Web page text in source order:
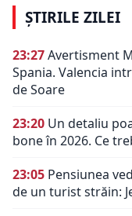
ȘTIRILE ZILEI
23:27Avertisment
Spania. Valencia
de Soare
23:20 Un detaliu
bone în 2026. Ce
23:05 Pensiunea
de un turist străin: